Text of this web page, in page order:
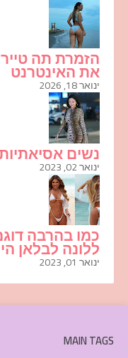
הזמרת תה
את האינטרנט
ינואר 18, 2026
נשים
ינואר 02, 2023
כמו בהרבה
ללונה לבלאן
ינואר 01, 2023
MAIN TAGS